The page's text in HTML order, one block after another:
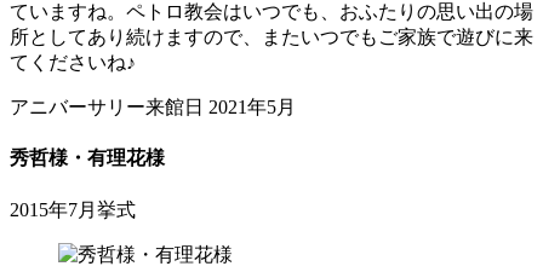
ていますね。ペトロ教会はいつでも、おふたりの思い出の場
所としてあり続けますので、またいつでもご家族で遊びに来
てくださいね♪
アニバーサリー来館日 2021年5月
秀哲様・有理花様
2015年7月挙式